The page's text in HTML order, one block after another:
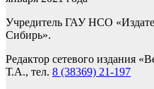
Учредитель ГАУ НСО
Сибирь».
Редактор сетевого издания
Т.А., тел. 8 (38369) 21-197